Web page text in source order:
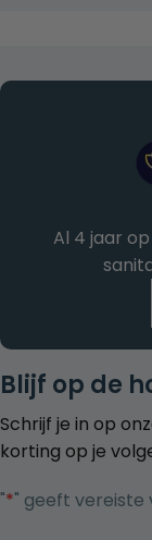
Blijf op de
Schrijf je in op
korting op je
"*" geeft vereiste
Al 4 jaar